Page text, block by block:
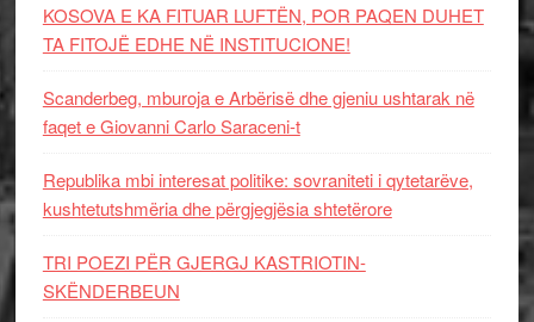
KOSOVA E KA FITUAR LUFTËN, POR PAQEN DUHET
TA FITOJË EDHE NË INSTITUCIONE!
Scanderbeg, mburoja e Arbërisë dhe gjeniu ushtarak në
faqet e Giovanni Carlo Saraceni-t
Republika mbi interesat politike: sovraniteti i qytetarëve,
kushtetutshmëria dhe përgjegjësia shtetërore
TRI POEZI PËR GJERGJ KASTRIOTIN-
SKËNDERBEUN